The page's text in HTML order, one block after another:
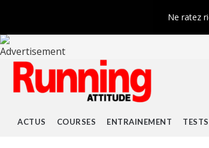
ACTUS COURSES ENTRAINEMENT TESTS
Ne ratez